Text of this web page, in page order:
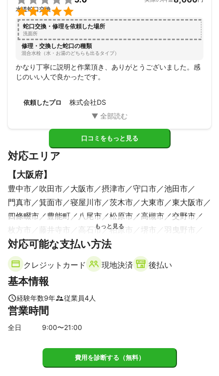

水道蛇口交換
蛇口交換・修理を依頼した場所
洗面所
修理・交換した蛇口の種類
混合水栓（水・お湯のどちらも出るタイプ）
かなり丁寧に説明と作業頂き、ありがとうございました。感
じのいい人で良かったです。
依頼したプロ 株式会社DS
口コミをもっと見る
対応エリア
【大阪府】
豊中市 吹田市 大阪市 摂津市 守口市
池田市
門真市
箕面市 寝屋川市 茨木市 大東市
東大阪市
四條畷市
豊能町 八尾市 松原市 高槻市
交野市
枚方市
藤井寺市 高石市 柏原市 堺市
羽曳野市
島本町
泉大津市 大阪狭山市
太子町
河南町
岸和田市
千早赤阪村
貝塚市 河内長野市 熊取町
田尻町
泉佐野市
泉南市
【奈良県】
生駒市 平群町
上牧町
河合町 安堵町
天理市 御所市 明日香村
桜井市
対応可能な支払い方法
クレジットカード 現地決済 後払い
基本情報
経験年数9年 従業員4人
営業時間
全日 9:00〜21:00
費用を診断する（無料）